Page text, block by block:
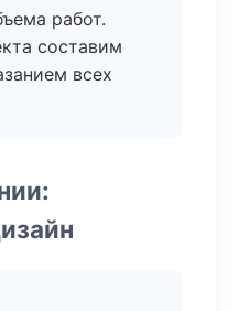
работ.
составим
всех